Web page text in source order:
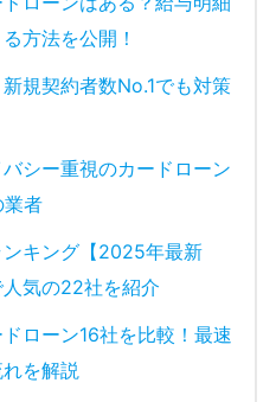
方法を公開！
規契約者数No.1でも対策
シー重視のカードローン
業者
キング【2025年最新
気の22社を紹介
ローン16社を比較！最速
を解説